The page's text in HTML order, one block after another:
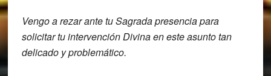
Vengo a rezar ante tu Sagrada presenciapara
solicitar tu intervención Divina eneste asunto tan
delicado y problemático.